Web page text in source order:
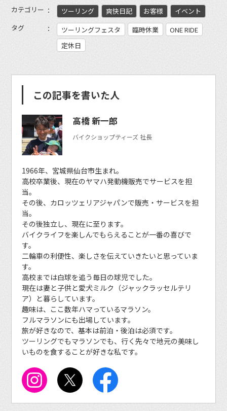
カテゴリー ツーリング 爽快日記 お客様
イベント
タグ
ツーリングフェスタ 臨時休業
ONE RIDE
定休日
この記事を書いた人
高橋 新一郎
バイクショップティーズ 社長
1966年、宮城県仙台市生まれ。
高校卒業後、現在のヤマハ発動機販売でサービスを担
当。
その後、カロッツェリアジャパンで販売・サービスを担
当。
その後独立し、現在に至ります。
バイクライフを楽しんでもらえることが一番の喜びで
す。
二輪車の利便性、楽しさを伝えていきたいと思っていま
す。
高校までは白球を追う毎日の球児でした。
現在は妻と子供と愛犬ミルク（ジャックラッセルテリ
ア）と暮らしています。
趣味は、ここ数年ハマっているマラソン。
フルマラソンにも出場しています。
旅が好きなので、基本は前泊・後泊は必須です。
ツーリングでもマラソンでも、行く先々で地元の美味し
いものを食することが好きな私です。